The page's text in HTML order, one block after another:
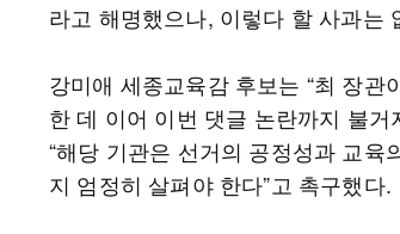
라고 해명했으나, 이렇다 할 사과는
강미애 세종교육감 후보는 “최 장
한 데 이어 이번 댓글 논란까지 불
“해당 기관은 선거의 공정성과 교
지 엄정히 살펴야 한다”고 촉구했다.